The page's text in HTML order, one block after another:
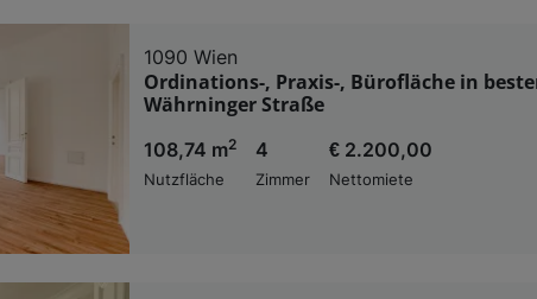
1090 Wien
Ordinations-, Praxis-, Bürofläche in
Währninger Straße
108,74 m2
Nutzfläche
4
Zimmer
€ 2.200,00
Nettomiete